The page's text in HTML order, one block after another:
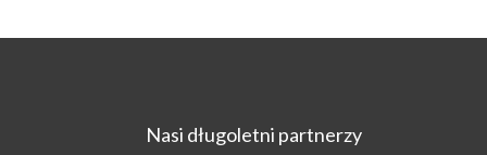
Nasi długoletni partnerzy